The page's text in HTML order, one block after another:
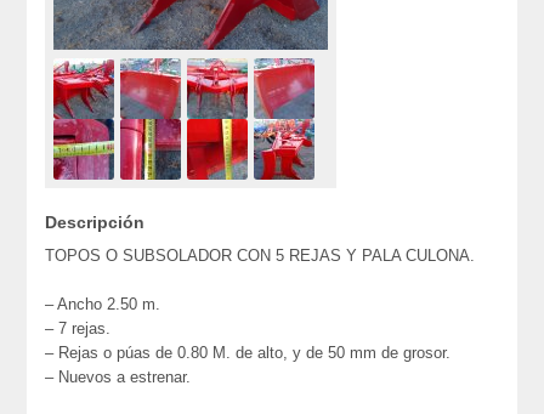
Descripción
TOPOS O SUBSOLADOR CON 5 REJAS Y PALA CULONA.
– Ancho 2.50 m.
– 7 rejas.
– Rejas o púas de 0.80 M. de alto, y de 50 mm de grosor.
– Nuevos a estrenar.